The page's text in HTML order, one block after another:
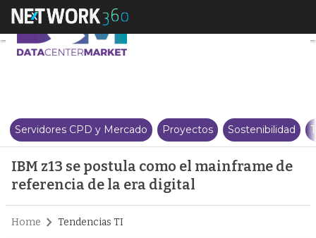
IBM z13 se postula como el
Servidores CPD y Mercado Proyectos Sostenibilidad
IBM z13 se postula como el mainframe de
referencia de la era digital
Home Tendencias TI